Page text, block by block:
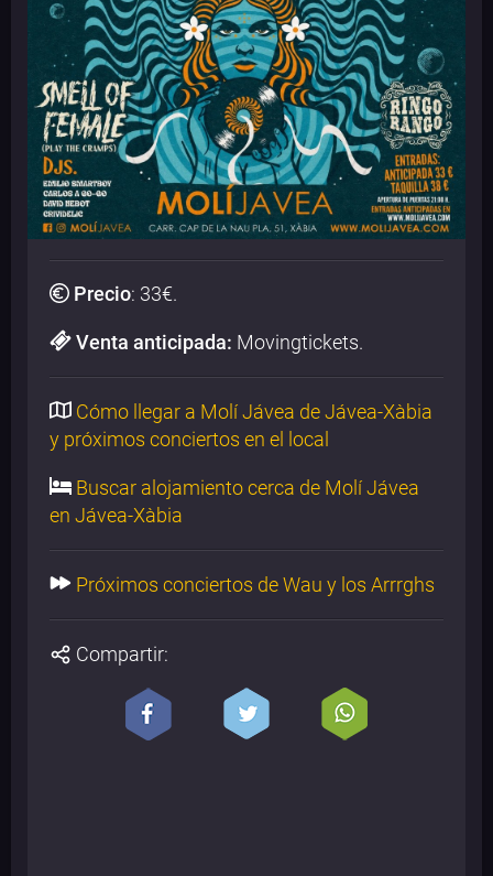
Precio: 33€.
Venta anticipada: Movingtickets.
Cómo llegar a Molí Jávea de Jávea-Xàbia
y próximos conciertos en el local
Buscar alojamiento cerca de Molí Jávea
en Jávea-Xàbia
Próximos conciertos de Wau y los Arrrghs
Compartir: